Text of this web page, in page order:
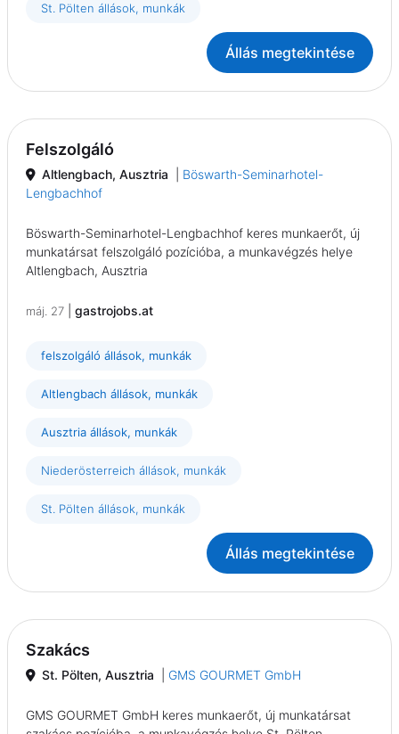
St. Pölten állások, munkák
Állás megtekintése
Felszolgáló
Altlengbach, Ausztria
Böswarth-Seminarhotel-
Lengbachhof
Böswarth-Seminarhotel-Lengbachhof keres munkaerőt, új
munkatársat felszolgáló pozícióba, a munkavégzés helye
Altlengbach, Ausztria
máj. 27 gastrojobs.at
felszolgáló állások, munkák
Altlengbach állások, munkák
Ausztria állások, munkák
Niederösterreich állások, munkák
St. Pölten állások, munkák
Állás megtekintése
Szakács
St. Pölten, Ausztria GMS GOURMET GmbH
GMS GOURMET GmbH keres munkaerőt, új munkatársat